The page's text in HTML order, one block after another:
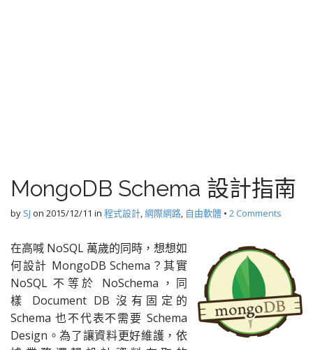
MongoDB Schema 設計指南
by SJ on 2015/12/11 in 程式設計,網際網路, 自由軟體 • 2 Comments
在高喊 NoSQL 萬歲的同時，想想如
何設計 MongoDB Schema？其實
NoSQL 不等於 NoSchema，同
樣 Document DB 沒有固定的
Schema 也不代表不需要 Schema
Design。為了讓資料更好維護，依